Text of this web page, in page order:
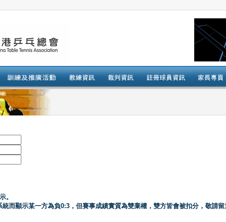
。
而顯示某一方為負0:3，但賽事成績實質為雙棄權，雙方皆會被扣分，敬請留